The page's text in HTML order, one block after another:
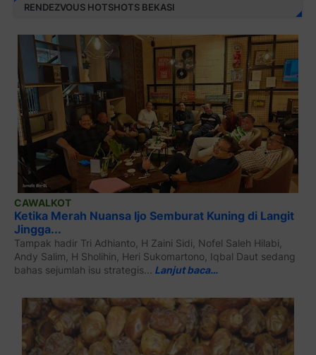
RENDEZVOUS HOTSHOTS BEKASI
CAWALKOT
Ketika Merah Nuansa Ijo Semburat Kuning di Langit
Jingga...
Tampak hadir Tri Adhianto, H Zaini Sidi, Nofel Saleh Hilabi,
Andy Salim, H Sholihin, Heri Sukomartono, Iqbal Daut sedang
bahas sejumlah isu strategis...
Lanjut baca…